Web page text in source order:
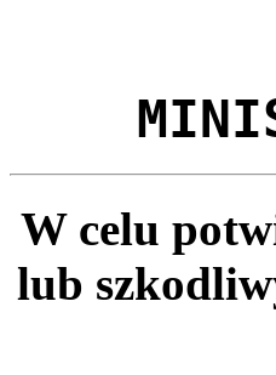
W celu
lub